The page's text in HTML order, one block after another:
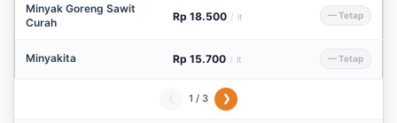
Minyak Goreng Sawit
Curah
Rp 18.500 / lt — Tetap
Minyakita Rp 15.700 / lt — Tetap
1 / 3 ❯